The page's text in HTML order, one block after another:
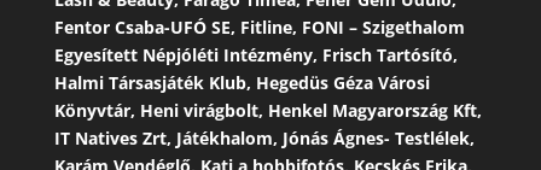
Fentor Csaba-UFÓ SE, Fitline, FONI – Szigethalom
Egyesített Népjóléti Intézmény, Frisch Tartósító,
Halmi Társasjáték Klub, Hegedüs Géza Városi
Könyvtár, Heni virágbolt, Henkel Magyarország Kft,
IT Natives Zrt, Játékhalom, Jónás Ágnes- Testlélek,